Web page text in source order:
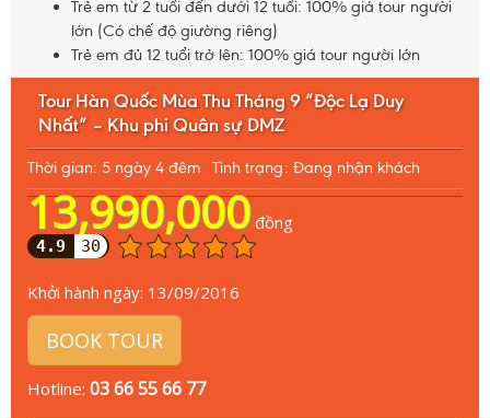
Trẻ em từ 2 tuổi đến dưới 12 tuổi: 100% giá tour người
lớn (Có chế độ giường riêng)
Trẻ em đủ 12 tuổi trở lên: 100% giá tour người lớn
Tour Hàn Quốc Mùa Thu Tháng 9 “Độc Lạ Duy
Nhất” – Khu phi Quân sự DMZ
Thời gian: 5 ngày 4 đêm Tình trạng: Đang nhận khách
13,990,000đồng
4.9 30
Khởi hành ngày: 13/09/2016
BOOK TOUR
Hotline: 03 66 55 66 77